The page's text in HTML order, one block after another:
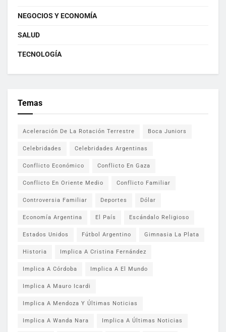
NEGOCIOS Y ECONOMÍA
SALUD
TECNOLOGÍA
Temas
Aceleración De La Rotación Terrestre Boca Juniors
Celebridades Celebridades Argentinas
Conflicto Económico Conflicto En Gaza
Conflicto En Oriente Medio Conflicto Familiar
Controversia Familiar Deportes Dólar
Economía Argentina El País Escándalo Religioso
Estados Unidos Fútbol Argentino Gimnasia La Plata
Historia Implica A Cristina Fernández
Implica A Córdoba Implica A El Mundo
Implica A Mauro Icardi
Implica A Mendoza Y Últimas Noticias
Implica A Wanda Nara Implica A Últimas Noticias